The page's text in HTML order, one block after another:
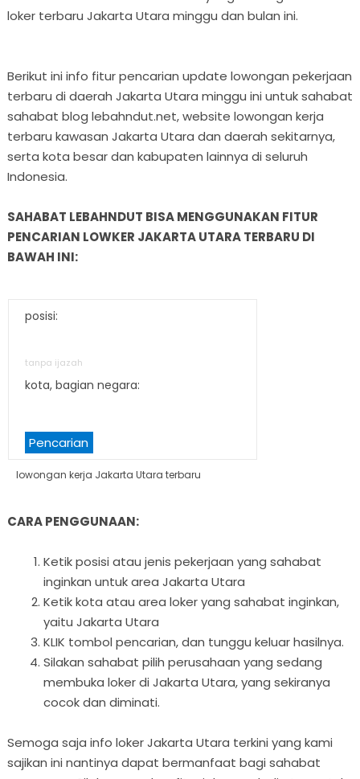
loker terbaru Jakarta Utara minggu dan bulan ini.
Berikut ini info fitur pencarian update lowongan pekerjaan
terbaru di daerah Jakarta Utara minggu ini untuk sahabat
sahabat blog lebahndut.net, website lowongan kerja
terbaru kawasan Jakarta Utara dan daerah sekitarnya,
serta kota besar dan kabupaten lainnya di seluruh
Indonesia.
SAHABAT LEBAHNDUT BISA MENGGUNAKAN FITUR
PENCARIAN LOWKER JAKARTA UTARA TERBARU DI
BAWAH INI:
posisi:
tanpa ijazah
kota, bagian negara:
Pencarian
lowongan kerja Jakarta Utara terbaru
CARA PENGGUNAAN:
Ketik posisi atau jenis pekerjaan yang sahabat
inginkan untuk area Jakarta Utara
Ketik kota atau area loker yang sahabat inginkan,
yaitu Jakarta Utara
KLIK tombol pencarian, dan tunggu keluar hasilnya.
Silakan sahabat pilih perusahaan yang sedang
membuka loker di Jakarta Utara, yang sekiranya
cocok dan diminati.
Semoga saja info loker Jakarta Utara terkini yang kami
sajikan ini nantinya dapat bermanfaat bagi sahabat